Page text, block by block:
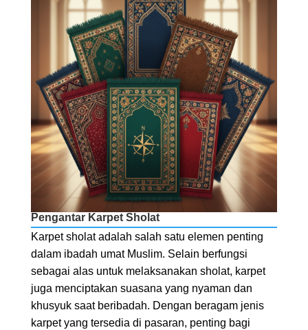
Pengantar Karpet Sholat
Karpet sholat adalah salah satu elemen penting
dalam ibadah umat Muslim. Selain berfungsi
sebagai alas untuk melaksanakan sholat, karpet
juga menciptakan suasana yang nyaman dan
khusyuk saat beribadah. Dengan beragam jenis
karpet yang tersedia di pasaran, penting bagi